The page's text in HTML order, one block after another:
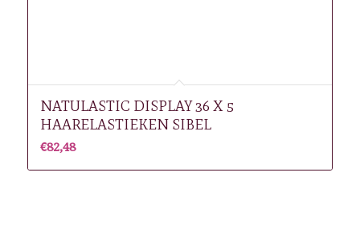
NATULASTIC DISPLAY 36 X 5
HAARELASTIEKEN SIBEL
€82,48